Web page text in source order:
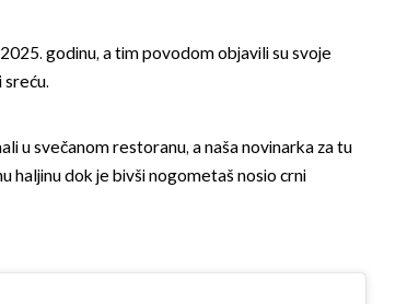
godinu, a tim povodom objavili su svoje
u svečanom restoranu, a naša novinarka za tu
haljinu dok je bivši nogometaš nosio crni